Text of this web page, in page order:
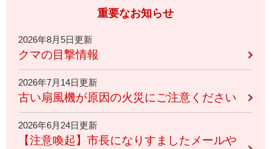
重要なお知らせ
2026年8月5日更新
クマの目撃情報
2026年7月14日更新
古い扇風機が原因の火災にご注意ください
2026年6月24日更新
【注意喚起】市長になりすましたメールや